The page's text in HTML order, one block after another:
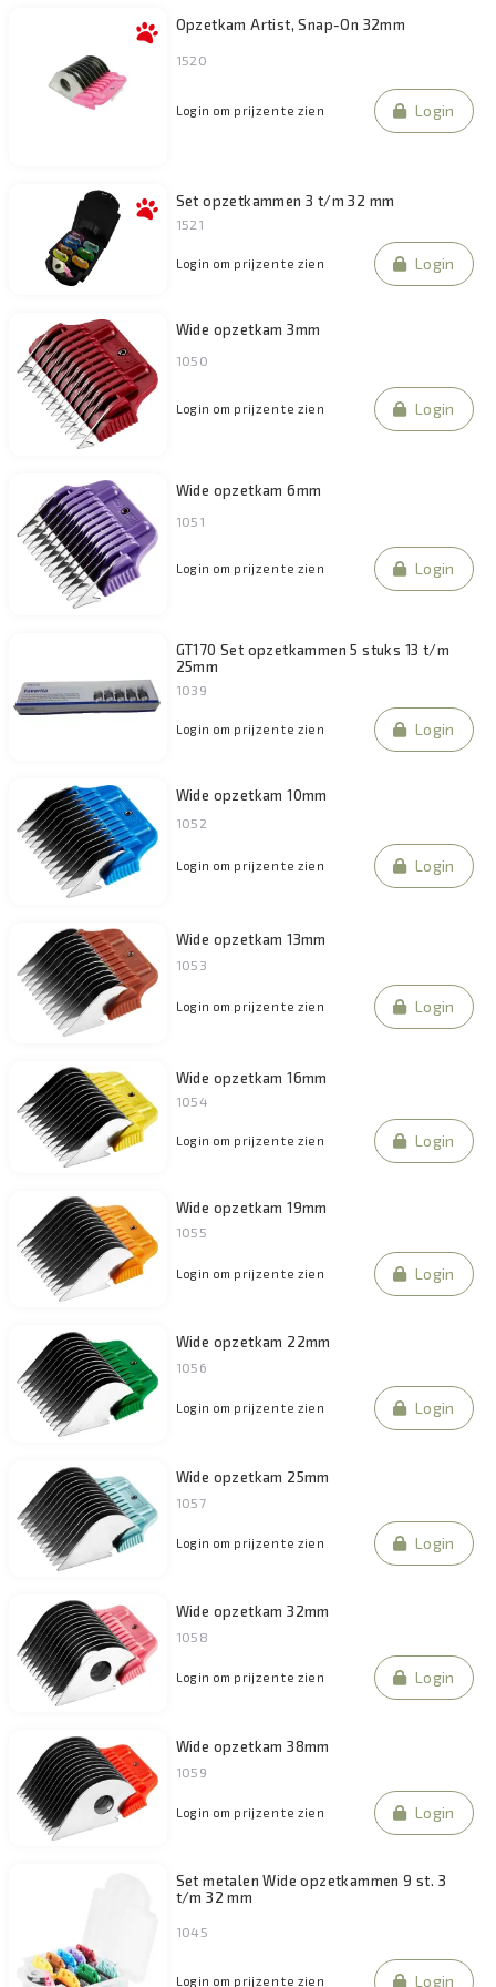
Opzetkam Artist, Snap-On 32mm
1520
Login om prijzen te zien Login
Set opzetkammen 3 t/m 32 mm
1521
Login om prijzen te zien Login
Wide opzetkam 3mm
1050
Login om prijzen te zien Login
Wide opzetkam 6mm
1051
Login om prijzen te zien Login
GT170 Set opzetkammen 5 stuks 13 t/m
25mm
1039
Login om prijzen te zien Login
Wide opzetkam 10mm
1052
Login om prijzen te zien Login
Wide opzetkam 13mm
1053
Login om prijzen te zien Login
Wide opzetkam 16mm
1054
Login om prijzen te zien Login
Wide opzetkam 19mm
1055
Login om prijzen te zien Login
Wide opzetkam 22mm
1056
Login om prijzen te zien Login
Wide opzetkam 25mm
1057
Login om prijzen te zien Login
Wide opzetkam 32mm
1058
Login om prijzen te zien Login
Wide opzetkam 38mm
1059
Login om prijzen te zien Login
Set metalen Wide opzetkammen 9 st. 3
t/m 32 mm
1045
Login om prijzen te zien Login